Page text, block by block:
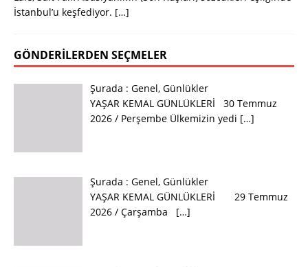
İstanbul’u keşfediyor. […]
GÖNDERILERDEN SEÇMELER
Şurada : Genel, Günlükler
YAŞAR KEMAL GÜNLÜKLERİ 30 Temmuz
2026 / Perşembe Ülkemizin yedi […]
Şurada : Genel, Günlükler
YAŞAR KEMAL GÜNLÜKLERİ 29 Temmuz
2026 / Çarşamba […]